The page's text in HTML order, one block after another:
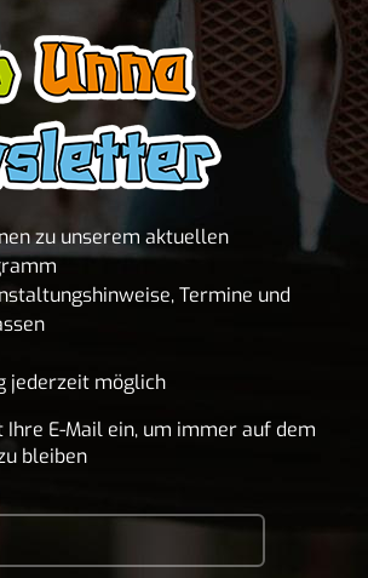
zu unserem aktuellen
Termine und
jederzeit möglich
Ihre E-Mail ein, um immer auf dem
bleiben